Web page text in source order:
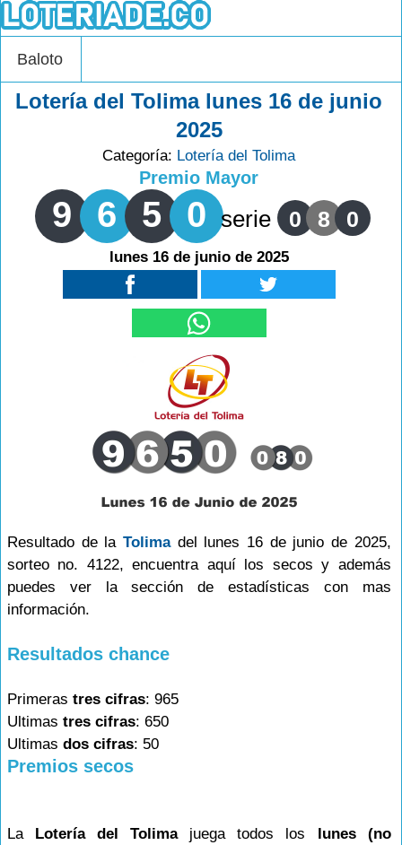
Baloto
Lotería del Tolima lunes 16 de junio
2025
Categoría: Lotería del Tolima
Premio Mayor
9 6 5 0 serie 0 8 0
lunes 16 de junio de 2025
Resultado de la Tolimadel lunes 16 de junio de 2025,
sorteo no. 4122, encuentra aquí los secos y además
puedes ver la sección de estadísticas con mas
información.
Resultados chance
Primeras tres cifras: 965
Ultimas tres cifras: 650
Ultimas dos cifras: 50
Premios secos
La Lotería del Tolimajuega todos los lunes (no